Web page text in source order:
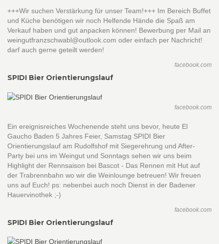
+++Wir suchen Verstärkung für unser Team!+++ Im Bereich Buffet
und Küche benötigen wir noch Helfende Hände die Spaß am
Verkauf haben und gut anpacken können! Bewerbung per Mail an
weingutfranzschwabl@outlook.com oder einfach per Nachricht!
darf auch gerne geteilt werden!
facebook.com
SPIDI Bier Orientierungslauf
facebook.com
Ein ereignisreiches Wochenende steht uns bevor, heute El
Gaucho Baden 5 Jahres Feier, Samstag SPIDI Bier
Orientierungslauf am Rudolfshof mit Siegerehrung und After-
Party bei uns im Weingut und Sonntags sehen wir uns beim
Highlight der Rennsaison bei Bascot - Das Rennen mit Hut auf
der Trabrennbahn wo wir die Weinlounge betreuen! Wir freuen
uns auf Euch! ps: nebenbei auch noch Dienst in der Badener
Hauervinothek ;-)
facebook.com
SPIDI Bier Orientierungslauf